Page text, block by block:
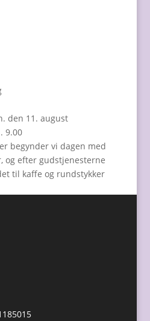
den 11. august
9.00
begynder vi dagen med
og efter gudstjenesterne
til kaffe og rundstykker